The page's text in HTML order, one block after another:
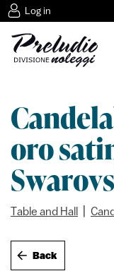
Log in
oro
Table and Hall
Back